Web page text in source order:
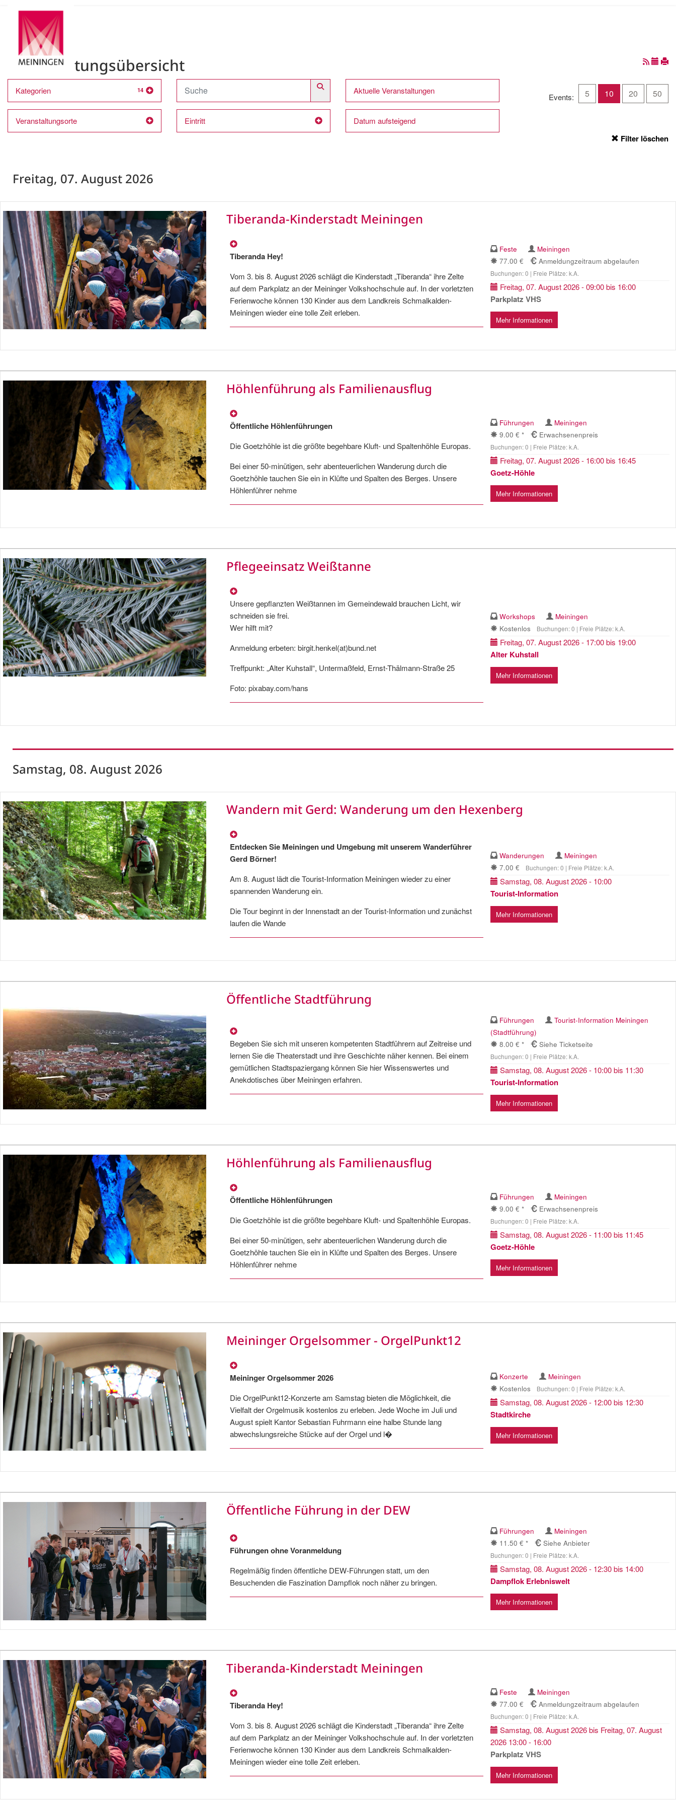
Veranstaltungsübersicht
Kategorien 14 Aktuelle Veranstaltungen
Events: 5 10 20 50
Veranstaltungsorte Eintritt Datum aufsteigend
Filter löschen
Freitag, 07. August 2026
Tiberanda-Kinderstadt Meiningen
Tiberanda Hey!
Vom 3. bis 8. August 2026 schlägt die Kinderstadt „Tiberanda“ ihre Zelte
auf dem Parkplatz an der Meininger Volkshochschule auf. In der vorletzten
Ferienwoche können 130 Kinder aus dem Landkreis Schmalkalden-
Meiningen wieder eine tolle Zeit erleben.
Feste
Meiningen
77.00 €
Anmeldungzeitraum abgelaufen
Buchungen: 0 | Freie Plätze: k.A.
Freitag, 07. August 2026 - 09:00 bis 16:00
Parkplatz VHS
Mehr Informationen
Höhlenführung als Familienausflug
Öffentliche Höhlenführungen
Die Goetzhöhle ist die größte begehbare Kluft- und Spaltenhöhle Europas.
Bei einer 50-minütigen, sehr abenteuerlichen Wanderung durch die
Goetzhöhle tauchen Sie ein in Klüfte und Spalten des Berges. Unsere
Höhlenführer nehme
Führungen
Meiningen
9.00 € *
Erwachsenenpreis
Buchungen: 0 | Freie Plätze: k.A.
Freitag, 07. August 2026 - 16:00 bis 16:45
Goetz-Höhle
Mehr Informationen
Pflegeeinsatz Weißtanne
Unsere gepflanzten Weißtannen im Gemeindewald brauchen Licht, wir
schneiden sie frei.
Wer hilft mit?
Anmeldung erbeten: birgit.henkel(at)bund.net
Treffpunkt: „Alter Kuhstall“, Untermaßfeld, Ernst-Thälmann-Straße 25
Foto: pixabay.com/hans
Workshops
Meiningen
Kostenlos
Buchungen: 0 | Freie Plätze: k.A.
Freitag, 07. August 2026 - 17:00 bis 19:00
Alter Kuhstall
Mehr Informationen
Samstag, 08. August 2026
Wandern mit Gerd: Wanderung um den Hexenberg
Entdecken Sie Meiningen und Umgebung mit unserem Wanderführer
Gerd Börner!
Am 8. August lädt die Tourist-Information Meiningen wieder zu einer
spannenden Wanderung ein.
Die Tour beginnt in der Innenstadt an der Tourist-Information und zunächst
laufen die Wande
Wanderungen
Meiningen
7.00 €
Buchungen: 0 | Freie Plätze: k.A.
Samstag, 08. August 2026 - 10:00
Tourist-Information
Mehr Informationen
Öffentliche Stadtführung
Begeben Sie sich mit unseren kompetenten Stadtführern auf Zeitreise und
lernen Sie die Theaterstadt und ihre Geschichte näher kennen. Bei einem
gemütlichen Stadtspaziergang können Sie hier Wissenswertes und
Anekdotisches über Meiningen erfahren.
Führungen
Tourist-Information Meiningen
(Stadtführung)
8.00 € *
Siehe Ticketseite
Buchungen: 0 | Freie Plätze: k.A.
Samstag, 08. August 2026 - 10:00 bis 11:30
Tourist-Information
Mehr Informationen
Höhlenführung als Familienausflug
Öffentliche Höhlenführungen
Die Goetzhöhle ist die größte begehbare Kluft- und Spaltenhöhle Europas.
Bei einer 50-minütigen, sehr abenteuerlichen Wanderung durch die
Goetzhöhle tauchen Sie ein in Klüfte und Spalten des Berges. Unsere
Höhlenführer nehme
Führungen
Meiningen
9.00 € *
Erwachsenenpreis
Buchungen: 0 | Freie Plätze: k.A.
Samstag, 08. August 2026 - 11:00 bis 11:45
Goetz-Höhle
Mehr Informationen
Meininger Orgelsommer - OrgelPunkt12
Meininger Orgelsommer 2026
Die OrgelPunkt12-Konzerte am Samstag bieten die Möglichkeit, die
Vielfalt der Orgelmusik kostenlos zu erleben. Jede Woche im Juli und
August spielt Kantor Sebastian Fuhrmann eine halbe Stunde lang
abwechslungsreiche Stücke auf der Orgel und l�
Konzerte
Meiningen
Kostenlos
Buchungen: 0 | Freie Plätze: k.A.
Samstag, 08. August 2026 - 12:00 bis 12:30
Stadtkirche
Mehr Informationen
Öffentliche Führung in der DEW
Führungen ohne Voranmeldung
Regelmäßig finden öffentliche DEW-Führungen statt, um den
Besuchenden die Faszination Dampflok noch näher zu bringen.
Führungen
Meiningen
11.50 € *
Siehe Anbieter
Buchungen: 0 | Freie Plätze: k.A.
Samstag, 08. August 2026 - 12:30 bis 14:00
Dampflok Erlebniswelt
Mehr Informationen
Tiberanda-Kinderstadt Meiningen
Tiberanda Hey!
Vom 3. bis 8. August 2026 schlägt die Kinderstadt „Tiberanda“ ihre Zelte
auf dem Parkplatz an der Meininger Volkshochschule auf. In der vorletzten
Ferienwoche können 130 Kinder aus dem Landkreis Schmalkalden-
Meiningen wieder eine tolle Zeit erleben.
Feste
Meiningen
77.00 €
Anmeldungzeitraum abgelaufen
Buchungen: 0 | Freie Plätze: k.A.
Samstag, 08. August 2026 bis Freitag, 07. August
2026 13:00 - 16:00
Parkplatz VHS
Mehr Informationen